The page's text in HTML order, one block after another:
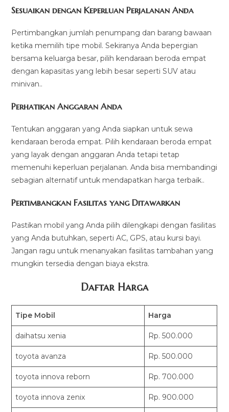
Sesuaikan dengan Keperluan Perjalanan Anda
Pertimbangkan jumlah penumpang dan barang bawaan
ketika memilih tipe mobil. Sekiranya Anda bepergian
bersama keluarga besar, pilih kendaraan beroda empat
dengan kapasitas yang lebih besar seperti SUV atau
minivan..
Perhatikan Anggaran Anda
Tentukan anggaran yang Anda siapkan untuk sewa
kendaraan beroda empat. Pilih kendaraan beroda empat
yang layak dengan anggaran Anda tetapi tetap
memenuhi keperluan perjalanan. Anda bisa membandingi
sebagian alternatif untuk mendapatkan harga terbaik..
Pertimbangkan Fasilitas yang Ditawarkan
Pastikan mobil yang Anda pilih dilengkapi dengan fasilitas
yang Anda butuhkan, seperti AC, GPS, atau kursi bayi.
Jangan ragu untuk menanyakan fasilitas tambahan yang
mungkin tersedia dengan biaya ekstra.
Daftar Harga
Tipe Mobil Harga
daihatsu xenia Rp. 500.000
toyota avanza Rp. 500.000
toyota innova reborn Rp. 700.000
toyota innova zenix Rp. 900.000